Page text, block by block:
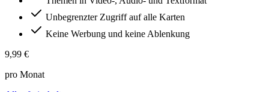
Unbegrenzter Zugriff auf alle Karten
Keine Werbung und keine Ablenkung
9,99 €
pro Monat